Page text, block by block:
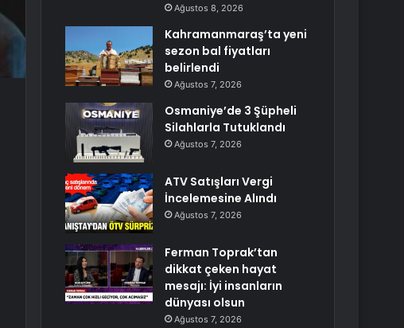
Ağustos 8, 2026
Kahramanmaraş’ta yeni
sezon bal fiyatları
belirlendi
Ağustos 7, 2026
Osmaniye’de 3 Şüpheli
Silahlarla Tutuklandı
Ağustos 7, 2026
ATV Satışları Vergi
İncelemesine Alındı
Ağustos 7, 2026
Ferman Toprak’tan
dikkat çeken hayat
mesajı: İyi insanların
dünyası olsun
Ağustos 7, 2026